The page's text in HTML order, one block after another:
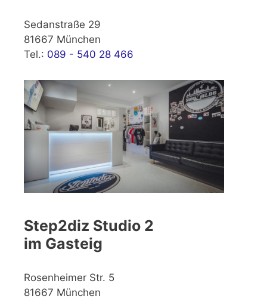
Sedanstraße 29
81667 München
Tel.: 089 - 540 28 466
Step2diz Studio 2
im Gasteig
Rosenheimer Str. 5
81667 München